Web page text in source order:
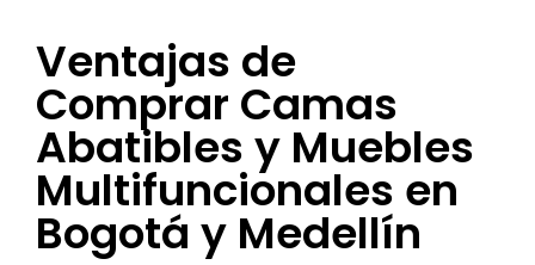
Ventajas de
Comprar Camas
Abatibles y Muebles
Multifuncionales en
Bogotá y Medellín